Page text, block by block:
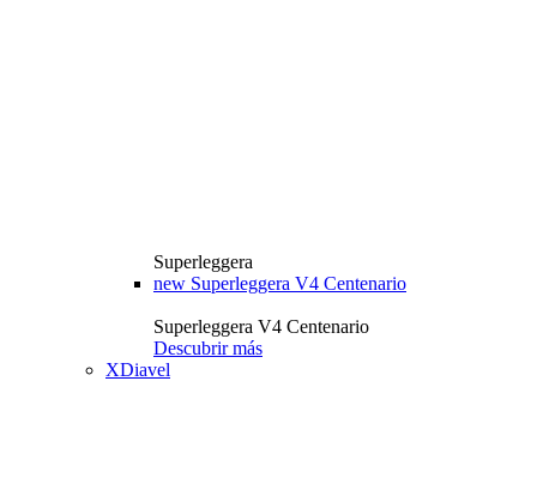
Superleggera
new Superleggera V4 Centenario
Superleggera V4 Centenario
Descubrir más
XDiavel